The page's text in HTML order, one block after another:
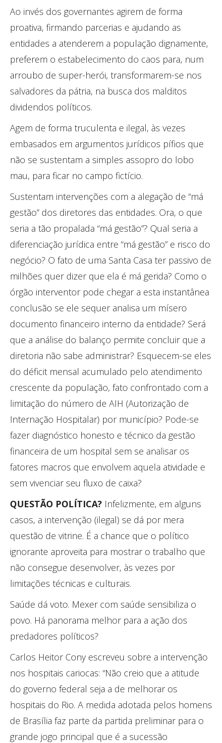
Ao invés dos governantes agirem de forma
proativa, firmando parcerias e ajudando as
entidades a atenderem a população dignamente,
preferem o estabelecimento do caos para, num
arroubo de super-herói, transformarem-se nos
salvadores da pátria, na busca dos malditos
dividendos políticos.
Agem de forma truculenta e ilegal, às vezes
embasados em argumentos jurídicos pífios que
não se sustentam a simples assopro do lobo
mau, para ficar no campo fictício.
Sustentam intervenções com a alegação de “má
gestão” dos diretores das entidades. Ora, o que
seria a tão propalada “má gestão”? Qual seria a
diferenciação jurídica entre “má gestão” e risco do
negócio? O fato de uma Santa Casa ter passivo de
milhões quer dizer que ela é má gerida? Como o
órgão interventor pode chegar a esta instantânea
conclusão se ele sequer analisa um mísero
documento financeiro interno da entidade? Será
que a análise do balanço permite concluir que a
diretoria não sabe administrar? Esquecem-se eles
do déficit mensal acumulado pelo atendimento
crescente da população, fato confrontado com a
limitação do número de AIH (Autorização de
Internação Hospitalar) por município? Pode-se
fazer diagnóstico honesto e técnico da gestão
financeira de um hospital sem se analisar os
fatores macros que envolvem aquela atividade e
sem vivenciar seu fluxo de caixa?
QUESTÃO POLÍTICA? Infelizmente, em alguns
casos, a intervenção (ilegal) se dá por mera
questão de vitrine. É a chance que o político
ignorante aproveita para mostrar o trabalho que
não consegue desenvolver, às vezes por
limitações técnicas e culturais.
Saúde dá voto. Mexer com saúde sensibiliza o
povo. Há panorama melhor para a ação dos
predadores políticos?
Carlos Heitor Cony escreveu sobre a intervenção
nos hospitais cariocas: “Não creio que a atitude
do governo federal seja a de melhorar os
hospitais do Rio. A medida adotada pelos homens
de Brasília faz parte da partida preliminar para o
grande jogo principal que é a sucessão